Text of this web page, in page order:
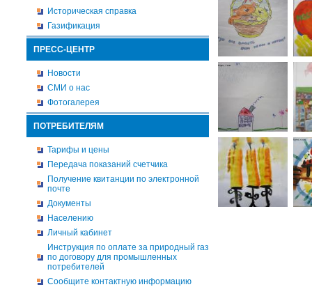
Историческая справка
Газификация
ПРЕСС-ЦЕНТР
Новости
СМИ о нас
Фотогалерея
ПОТРЕБИТЕЛЯМ
Тарифы и цены
Передача показаний счетчика
Получение квитанции по электронной
почте
Документы
Населению
Личный кабинет
Инструкция по оплате за природный газ
по договору для промышленных
потребителей
Сообщите контактную информацию